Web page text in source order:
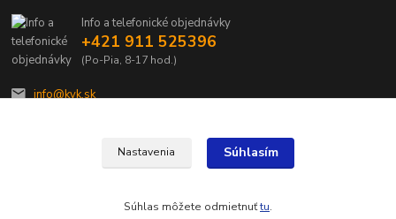
Info a telefonické objednávky
+421 911 525396
(Po-Pia, 8-17 hod.)
info@kvk.sk
Nastavenia Súhlasím
Súhlas môžete odmietnuťtu.